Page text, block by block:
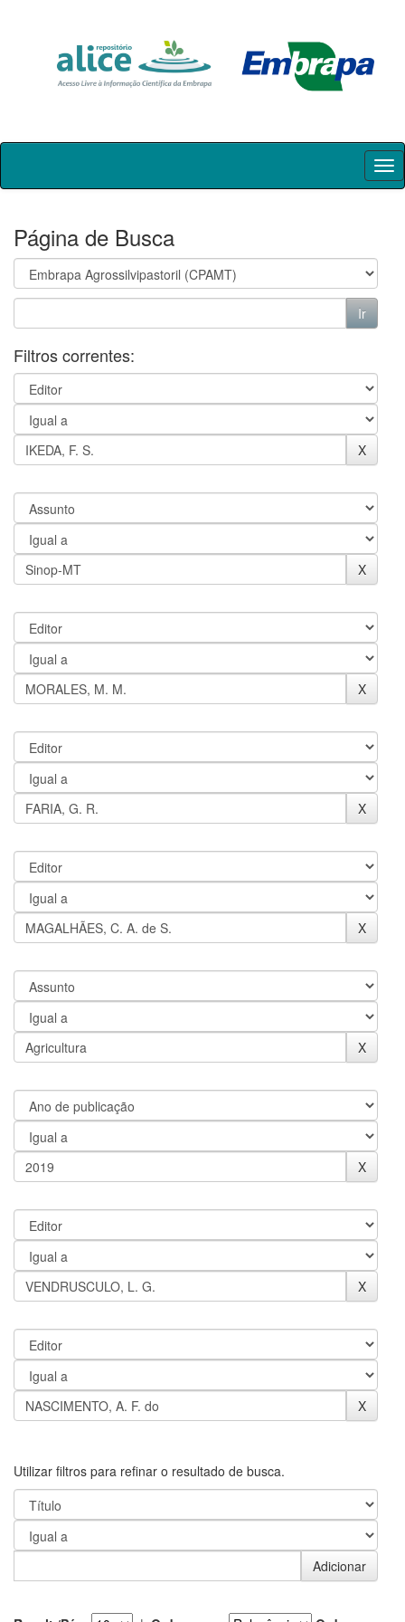
Skip
Página de Busca
Filtros correntes:
Utilizar filtros para refinar o resultado de busca.